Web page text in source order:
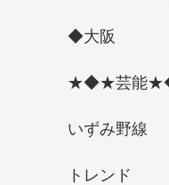
◆大阪
★◆★芸能
いずみ野線
トレンド